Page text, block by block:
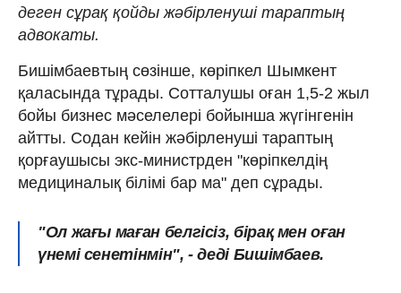
деген сұрақ қойды жәбірленуші тараптың
адвокаты.
Бишімбаевтың сөзінше, көріпкел Шымкент
қаласында тұрады. Сотталушы оған 1,5-2 жыл
бойы бизнес мәселелері бойынша жүгінгенін
айтты. Содан кейін жәбірленуші тараптың
қорғаушысы экс-министрден "көріпкелдің
медициналық білімі бар ма" деп сұрады.
"Ол жағы маған белгісіз, бірақ мен оған
үнемі сенетінмін", - деді Бишімбаев.